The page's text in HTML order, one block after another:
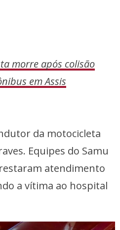
morre após colisão
em Assis
da motocicleta
Equipes do Samu
atendimento
a vítima ao hospital